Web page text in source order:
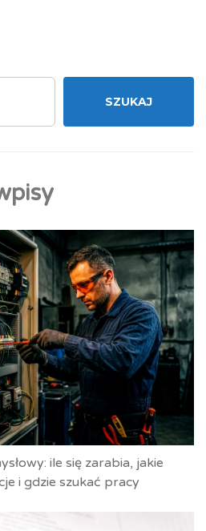
SZUKAJ
ile się zarabia, jakie
i gdzie szukać pracy